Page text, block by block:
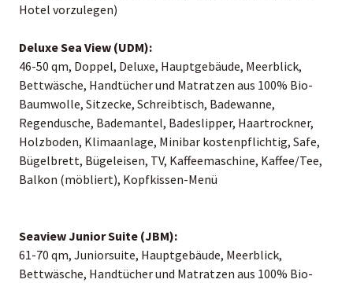
Hotel vorzulegen)
Deluxe Sea View (UDM):
46-50 qm, Doppel, Deluxe, Hauptgebäude, Meerblick,
Bettwäsche, Handtücher und Matratzen aus 100% Bio-
Baumwolle, Sitzecke, Schreibtisch, Badewanne,
Regendusche, Bademantel, Badeslipper, Haartrockner,
Holzboden, Klimaanlage, Minibar kostenpflichtig, Safe,
Bügelbrett, Bügeleisen, TV, Kaffeemaschine, Kaffee/Tee,
Balkon (möbliert), Kopfkissen-Menü
Seaview Junior Suite (JBM):
61-70 qm, Juniorsuite, Hauptgebäude, Meerblick,
Bettwäsche, Handtücher und Matratzen aus 100% Bio-